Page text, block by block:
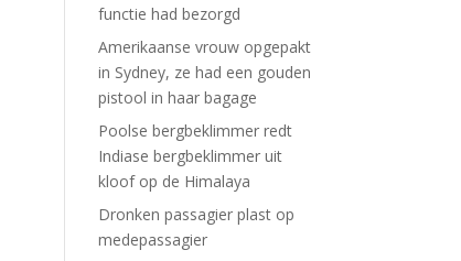
functie had bezorgd
Amerikaanse vrouw opgepakt
in Sydney, ze had een gouden
pistool in haar bagage
Poolse bergbeklimmer redt
Indiase bergbeklimmer uit
kloof op de Himalaya
Dronken passagier plast op
medepassagier